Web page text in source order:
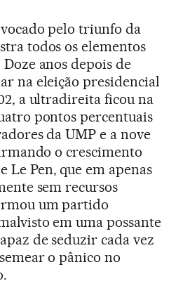
pelo triunfo da
todos os elementos
anos depois de
na eleição presidencial
a ultradireita ficou na
pontos percentuais
da UMP e a nove
o crescimento
Pen, que em apenas
sem recursos
um partido
em uma possante
de seduzir cada vez
o pânico no